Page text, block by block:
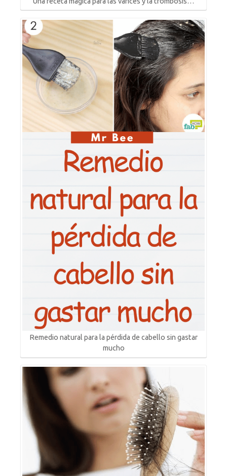
Remedio natural para la pérdida de cabello sin gastar
mucho